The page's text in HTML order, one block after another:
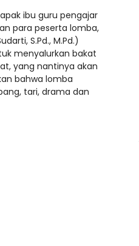
ibu guru pengajar
para peserta lomba,
S.Pd., M.Pd.)
menyalurkan bakat
yang nantinya akan
bahwa lomba
tari, drama dan